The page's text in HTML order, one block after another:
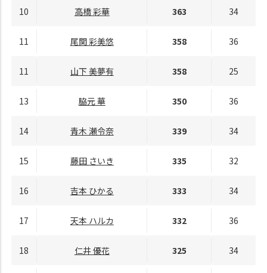
10 高橋 彩華 363 34
11 尾関 彩美悠 358 36
11 山下 美夢有 358 25
13 脇元 華 350 36
14 青木 瀬令奈 339 34
15 藤田 さいき 335 32
16 吉本 ひかる 333 34
17 天本 ハルカ 332 36
18 仁井 優花 325 34